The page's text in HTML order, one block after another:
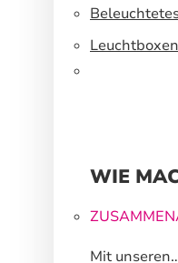
WIE
Mit unseren